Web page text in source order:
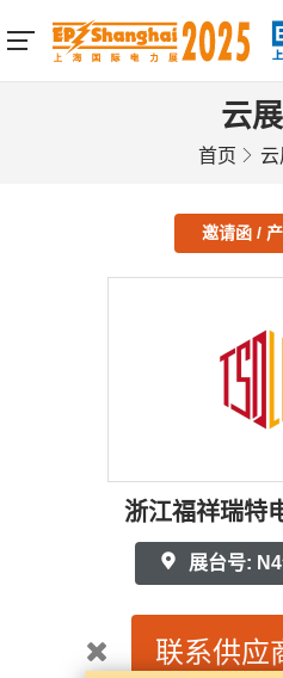
云
首页
邀请函 /
浙江福祥瑞特
展台号:
联系供应